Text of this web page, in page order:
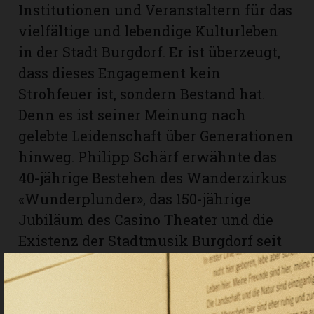
Institutionen und Veranstaltern für das
vielfältige und lebendige Kulturleben
in der Stadt Burgdorf. Er ist überzeugt,
dass dieses Engagement kein
Strohfeuer ist, sondern Bestand hat.
Denn es ist seiner Meinung nach
gelebte Leidenschaft über Generationen
hinweg. Philipp Schärf erwähnte das
40-jährige Bestehen des Wanderzirkus
«Wunderplunder», das 150-jährige
Jubiläum des Casino Theater und die
Existenz der Stadtmusik Burgdorf seit
über 222 Jahren. Burgdorf ist eine
Kulturstadt. An Kunst und Kultur ist
für alle etwas zu finden in der Stadt. Das